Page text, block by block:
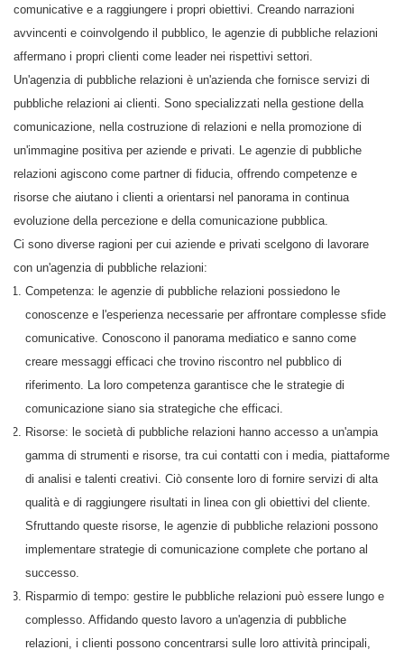
comunicative e a raggiungere i propri obiettivi. Creando narrazioni
avvincenti e coinvolgendo il pubblico, le agenzie di pubbliche relazioni
affermano i propri clienti come leader nei rispettivi settori.
Un'agenzia di pubbliche relazioni è un'azienda che fornisce servizi di
pubbliche relazioni ai clienti. Sono specializzati nella gestione della
comunicazione, nella costruzione di relazioni e nella promozione di
un'immagine positiva per aziende e privati. Le agenzie di pubbliche
relazioni agiscono come partner di fiducia, offrendo competenze e
risorse che aiutano i clienti a orientarsi nel panorama in continua
evoluzione della percezione e della comunicazione pubblica.
Ci sono diverse ragioni per cui aziende e privati scelgono di lavorare
con un'agenzia di pubbliche relazioni:
Competenza: le agenzie di pubbliche relazioni possiedono le
conoscenze e l'esperienza necessarie per affrontare complesse sfide
comunicative. Conoscono il panorama mediatico e sanno come
creare messaggi efficaci che trovino riscontro nel pubblico di
riferimento. La loro competenza garantisce che le strategie di
comunicazione siano sia strategiche che efficaci.
Risorse: le società di pubbliche relazioni hanno accesso a un'ampia
gamma di strumenti e risorse, tra cui contatti con i media, piattaforme
di analisi e talenti creativi. Ciò consente loro di fornire servizi di alta
qualità e di raggiungere risultati in linea con gli obiettivi del cliente.
Sfruttando queste risorse, le agenzie di pubbliche relazioni possono
implementare strategie di comunicazione complete che portano al
successo.
Risparmio di tempo: gestire le pubbliche relazioni può essere lungo e
complesso. Affidando questo lavoro a un'agenzia di pubbliche
relazioni, i clienti possono concentrarsi sulle loro attività principali,